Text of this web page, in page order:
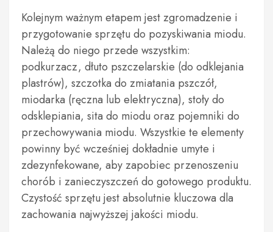
Kolejnym ważnym etapem jest zgromadzenie i
przygotowanie sprzętu do pozyskiwania miodu.
Należą do niego przede wszystkim:
podkurzacz, dłuto pszczelarskie (do odklejania
plastrów), szczotka do zmiatania pszczół,
miodarka (ręczna lub elektryczna), stoły do
odsklepiania, sita do miodu oraz pojemniki do
przechowywania miodu. Wszystkie te elementy
powinny być wcześniej dokładnie umyte i
zdezynfekowane, aby zapobiec przenoszeniu
chorób i zanieczyszczeń do gotowego produktu.
Czystość sprzętu jest absolutnie kluczowa dla
zachowania najwyższej jakości miodu.